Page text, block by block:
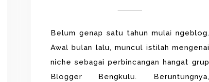
Belum genap satu tahun mulai ngeblog.
Awal bulan lalu, muncul istilah mengenai
niche sebagai perbincangan hangat grup
Blogger Bengkulu. Beruntungnya,